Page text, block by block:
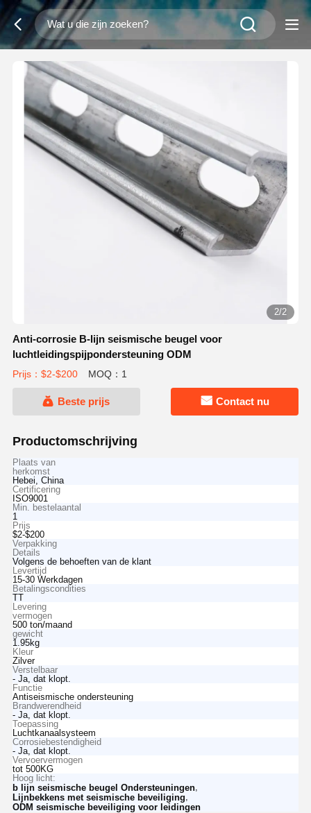
2/2
Anti-corrosie B-lijn seismische beugel voor
luchtleidingspijpondersteuning ODM
Prijs：$2-$200 MOQ：1
Beste prijs Contact nu
Productomschrijving
Plaats van
herkomst
Hebei, China
Certificering
ISO9001
Min. bestelaantal
1
Prijs
$2-$200
Verpakking
Details
Volgens de behoeften van de klant
Levertijd
15-30 Werkdagen
Betalingscondities
TT
Levering
vermogen
500 ton/maand
gewicht
1.95kg
Kleur
Zilver
Verstelbaar
- Ja, dat klopt.
Functie
Antiseismische ondersteuning
Brandwerendheid
- Ja, dat klopt.
Toepassing
Luchtkanaalsysteem
Corrosiebestendigheid
- Ja, dat klopt.
Vervoervermogen
tot 500KG
Hoog licht:
b lijn seismische beugel Ondersteuningen,
Lijnbekkens met seismische beveiliging
ODM seismische beveiliging voor leidingen